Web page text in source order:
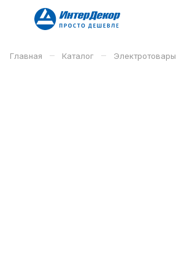
Главная – Каталог – Электротовары